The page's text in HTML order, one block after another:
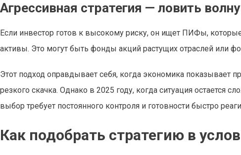
Агрессивная стратегия — ловить волну
Если инвестор готов к высокому риску, он ищет ПИФы,
активы. Это могут быть фонды акций растущих отраслей или
Этот подход оправдывает себя, когда экономика показывает
резкого скачка. Однако в 2025 году, когда ситуация остается
выбор требует постоянного контроля и готовности быстро
Как подобрать стратегию в